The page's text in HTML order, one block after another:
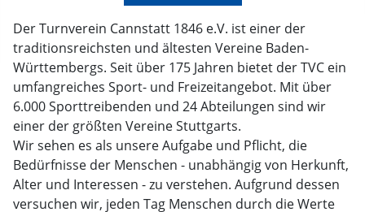
Der Turnverein Cannstatt 1846 e.V. ist einer der
traditionsreichsten und ältesten Vereine Baden-
Württembergs. Seit über 175 Jahren bietet der TVC ein
umfangreiches Sport- und Freizeitangebot. Mit über
6.000 Sporttreibenden und 24 Abteilungen sind wir
einer der größten Vereine Stuttgarts.
Wir sehen es als unsere Aufgabe und Pflicht, die
Bedürfnisse der Menschen - unabhängig von Herkunft,
Alter und Interessen - zu verstehen. Aufgrund dessen
versuchen wir, jeden Tag Menschen durch die Werte